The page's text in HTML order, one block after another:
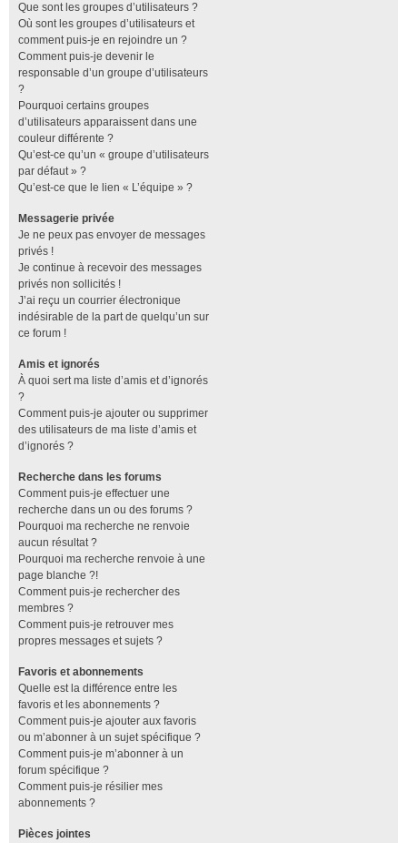
Que sont les groupes d’utilisateurs ?
Où sont les groupes d’utilisateurs et
comment puis-je en rejoindre un ?
Comment puis-je devenir le
responsable d’un groupe d’utilisateurs
?
Pourquoi certains groupes
d’utilisateurs apparaissent dans une
couleur différente ?
Qu’est-ce qu’un « groupe d’utilisateurs
par défaut » ?
Qu’est-ce que le lien « L’équipe » ?
Messagerie privée
Je ne peux pas envoyer de messages
privés !
Je continue à recevoir des messages
privés non sollicités !
J’ai reçu un courrier électronique
indésirable de la part de quelqu’un sur
ce forum !
Amis et ignorés
À quoi sert ma liste d’amis et d’ignorés
?
Comment puis-je ajouter ou supprimer
des utilisateurs de ma liste d’amis et
d’ignorés ?
Recherche dans les forums
Comment puis-je effectuer une
recherche dans un ou des forums ?
Pourquoi ma recherche ne renvoie
aucun résultat ?
Pourquoi ma recherche renvoie à une
page blanche ?!
Comment puis-je rechercher des
membres ?
Comment puis-je retrouver mes
propres messages et sujets ?
Favoris et abonnements
Quelle est la différence entre les
favoris et les abonnements ?
Comment puis-je ajouter aux favoris
ou m’abonner à un sujet spécifique ?
Comment puis-je m’abonner à un
forum spécifique ?
Comment puis-je résilier mes
abonnements ?
Pièces jointes